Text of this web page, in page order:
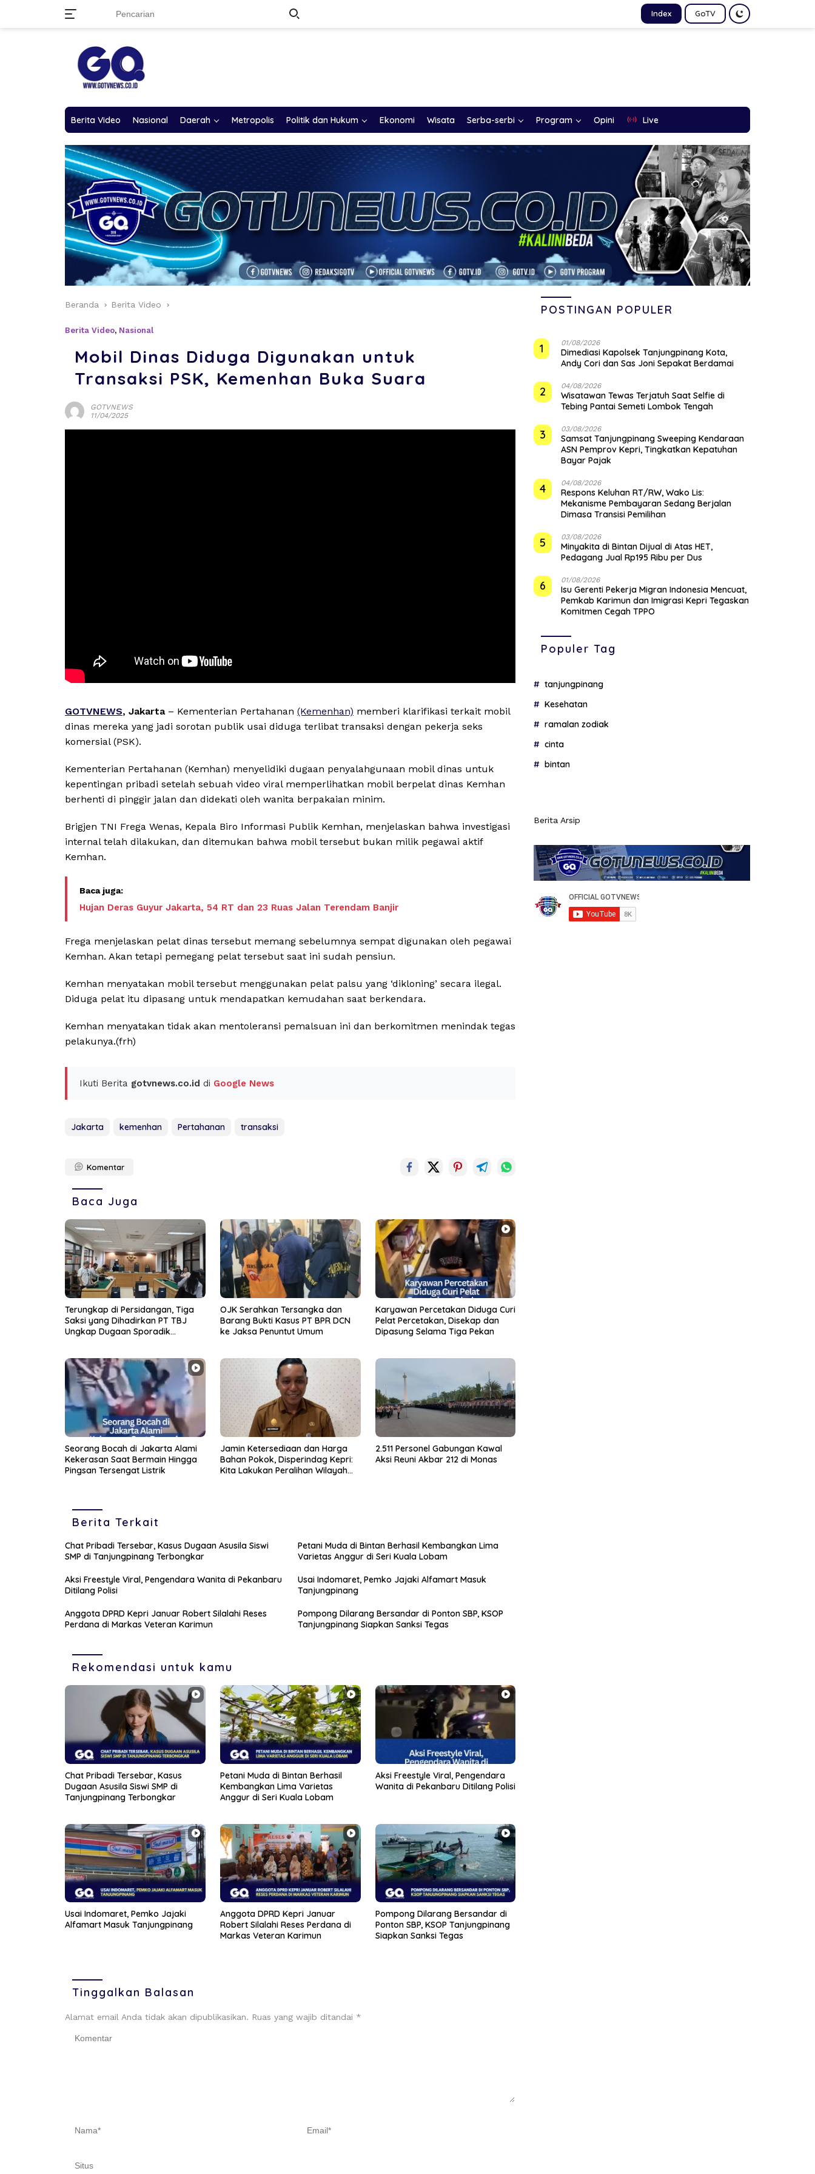
Index GoTV
Berita Video Nasional Daerah Metropolis Politik dan Hukum Ekonomi Wisata Serba-serbi Program Opini Live
Beranda Berita Video
Berita Video, Nasional
Mobil Dinas Diduga Digunakan untuk
Transaksi PSK, Kemenhan Buka Suara
GOTVNEWS
11/04/2025
GOTVNEWS, Jakarta – Kementerian Pertahanan (Kemenhan) memberi klarifikasi terkait mobil
dinas mereka yang jadi sorotan publik usai diduga terlibat transaksi dengan pekerja seks
komersial (PSK).
Kementerian Pertahanan (Kemhan) menyelidiki dugaan penyalahgunaan mobil dinas untuk
kepentingan pribadi setelah sebuah video viral memperlihatkan mobil berpelat dinas Kemhan
berhenti di pinggir jalan dan didekati oleh wanita berpakaian minim.
Brigjen TNI Frega Wenas, Kepala Biro Informasi Publik Kemhan, menjelaskan bahwa investigasi
internal telah dilakukan, dan ditemukan bahwa mobil tersebut bukan milik pegawai aktif
Kemhan.
Hujan Deras Guyur Jakarta, 54 RT dan 23 Ruas Jalan Terendam Banjir
Frega menjelaskan pelat dinas tersebut memang sebelumnya sempat digunakan oleh pegawai
Kemhan. Akan tetapi pemegang pelat tersebut saat ini sudah pensiun.
Kemhan menyatakan mobil tersebut menggunakan pelat palsu yang ‘dikloning’ secara ilegal.
Diduga pelat itu dipasang untuk mendapatkan kemudahan saat berkendara.
Kemhan menyatakan tidak akan mentoleransi pemalsuan ini dan berkomitmen menindak tegas
pelakunya.(frh)
Ikuti Berita gotvnews.co.id di Google News
Jakarta kemenhan Pertahanan transaksi
Komentar
Baca Juga
Terungkap di Persidangan, Tiga
Saksi yang Dihadirkan PT TBJ
Ungkap Dugaan Sporadik
OJK Serahkan Tersangka dan
Barang Bukti Kasus PT BPR DCN
ke Jaksa Penuntut Umum
Karyawan Percetakan Diduga Curi
Pelat Percetakan, Disekap dan
Dipasung Selama Tiga Pekan
Seorang Bocah di Jakarta Alami
Kekerasan Saat Bermain Hingga
Pingsan Tersengat Listrik
Jamin Ketersediaan dan Harga
Bahan Pokok, Disperindag Kepri:
Kita Lakukan Peralihan Wilayah
2.511 Personel Gabungan Kawal
Aksi Reuni Akbar 212 di Monas
Berita Terkait
Chat Pribadi Tersebar, Kasus Dugaan Asusila Siswi
SMP di Tanjungpinang Terbongkar
Petani Muda di Bintan Berhasil Kembangkan Lima
Varietas Anggur di Seri Kuala Lobam
Aksi Freestyle Viral, Pengendara Wanita di Pekanbaru
Ditilang Polisi
Usai Indomaret, Pemko Jajaki Alfamart Masuk
Tanjungpinang
Anggota DPRD Kepri Januar Robert Silalahi Reses
Perdana di Markas Veteran Karimun
Pompong Dilarang Bersandar di Ponton SBP, KSOP
Tanjungpinang Siapkan Sanksi Tegas
Rekomendasi untuk kamu
Chat Pribadi Tersebar, Kasus
Dugaan Asusila Siswi SMP di
Tanjungpinang Terbongkar
Petani Muda di Bintan Berhasil
Kembangkan Lima Varietas
Anggur di Seri Kuala Lobam
Aksi Freestyle Viral, Pengendara
Wanita di Pekanbaru Ditilang Polisi
Usai Indomaret, Pemko Jajaki
Alfamart Masuk Tanjungpinang
Anggota DPRD Kepri Januar
Robert Silalahi Reses Perdana di
Markas Veteran Karimun
Pompong Dilarang Bersandar di
Ponton SBP, KSOP Tanjungpinang
Siapkan Sanksi Tegas
Tinggalkan Balasan
Alamat email Anda tidak akan dipublikasikan. Ruas yang wajib ditandai *
POSTINGAN POPULER
1 01/08/2026
Dimediasi Kapolsek Tanjungpinang Kota,
Andy Cori dan Sas Joni Sepakat Berdamai
2 04/08/2026
Wisatawan Tewas Terjatuh Saat Selfie di
Tebing Pantai Semeti Lombok Tengah
3 03/08/2026
Samsat Tanjungpinang Sweeping Kendaraan
ASN Pemprov Kepri, Tingkatkan Kepatuhan
Bayar Pajak
4 04/08/2026
‎Respons Keluhan RT/RW, Wako Lis:
Mekanisme Pembayaran Sedang Berjalan
Dimasa Transisi Pemilihan
5 03/08/2026
Minyakita di Bintan Dijual di Atas HET,
Pedagang Jual Rp195 Ribu per Dus
6 01/08/2026
Isu Gerenti Pekerja Migran Indonesia Mencuat,
Pemkab Karimun dan Imigrasi Kepri Tegaskan
Komitmen Cegah TPPO
Populer Tag
tanjungpinang
Kesehatan
ramalan zodiak
cinta
bintan
Berita Arsip